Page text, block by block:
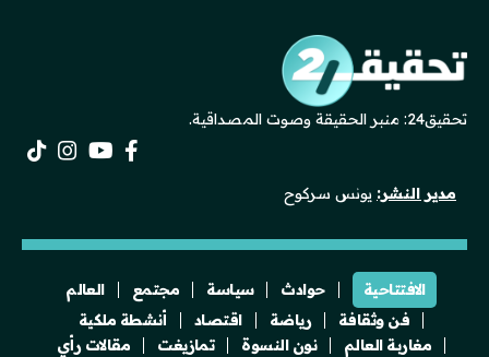
تحقيق24: منبر الحقيقة وصوت المصداقية.
مدير النشر: يونس سركوح
الافتتاحية حوادث سياسة مجتمع
العالم
فن وثقافة
رياضة اقتصاد
أنشطة ملكية
مغاربة العالم
نون النسوة تمازيغت
مقالات رأي